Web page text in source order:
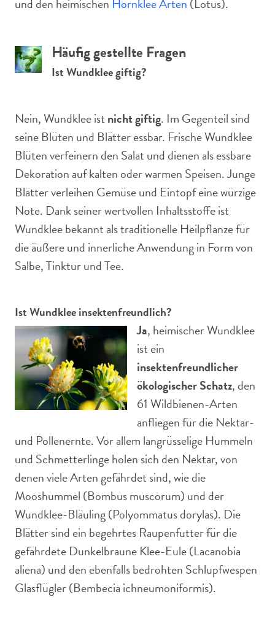
Häufig gestellte Fragen
Ist Wundklee giftig?
Nein, Wundklee ist nicht giftig. Im Gegenteil sind
seine Blüten und Blätter essbar. Frische Wundklee
Blüten verfeinern den Salat und dienen als essbare
Dekoration auf kalten oder warmen Speisen. Junge
Blätter verleihen Gemüse und Eintopf eine würzige
Note. Dank seiner wertvollen Inhaltsstoffe ist
Wundklee bekannt als traditionelle Heilpflanze für
die äußere und innerliche Anwendung in Form von
Salbe, Tinktur und Tee.
Ist Wundklee insektenfreundlich?
Ja, heimischer Wundklee
ist ein
insektenfreundlicher
ökologischer Schatz, den
61 Wildbienen-Arten
anfliegen für die Nektar-
und Pollenernte. Vor allem langrüsselige Hummeln
und Schmetterlinge holen sich den Nektar, von
denen viele Arten gefährdet sind, wie die
Mooshummel (Bombus muscorum) und der
Wundklee-Bläuling (Polyommatus dorylas). Die
Blätter sind ein begehrtes Raupenfutter für die
gefährdete Dunkelbraune Klee-Eule (Lacanobia
aliena) und den ebenfalls bedrohten Schlupfwespen
Glasflügler (Bembecia ichneumoniformis).